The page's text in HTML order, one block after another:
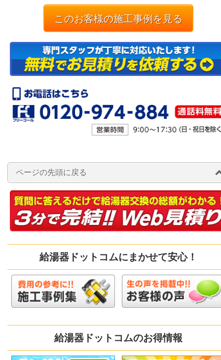
このお客様の施工事例を見る
ページの先頭に戻る
給湯器ドットコムにまかせて安心！
給湯器ドットコムのお得情報